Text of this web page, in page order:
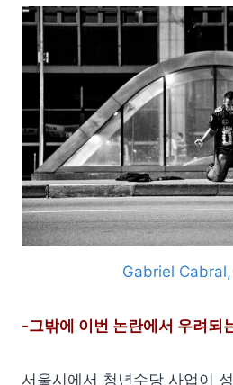
Gabriel Cabral,
-그밖에 이번 논란에서 우려되
서울시에서 청년수당 사업이